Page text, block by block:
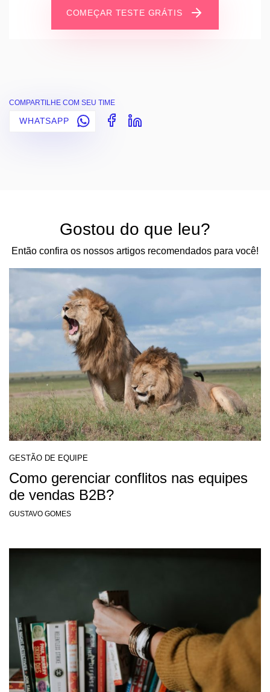
COMEÇAR TESTE GRÁTIS
COMPARTILHE COM SEU TIME
WHATSAPP
Gostou do que leu?
Então confira os nossos artigos recomendados para você!
GESTÃO DE EQUIPE
Como gerenciar conflitos nas equipes
de vendas B2B?
GUSTAVO GOMES